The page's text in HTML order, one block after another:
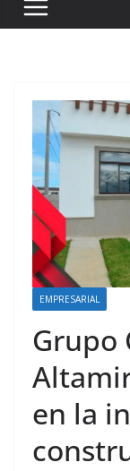
EMPRESARIAL
Grupo
en la